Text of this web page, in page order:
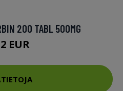
200 TABL 500MG
EUR